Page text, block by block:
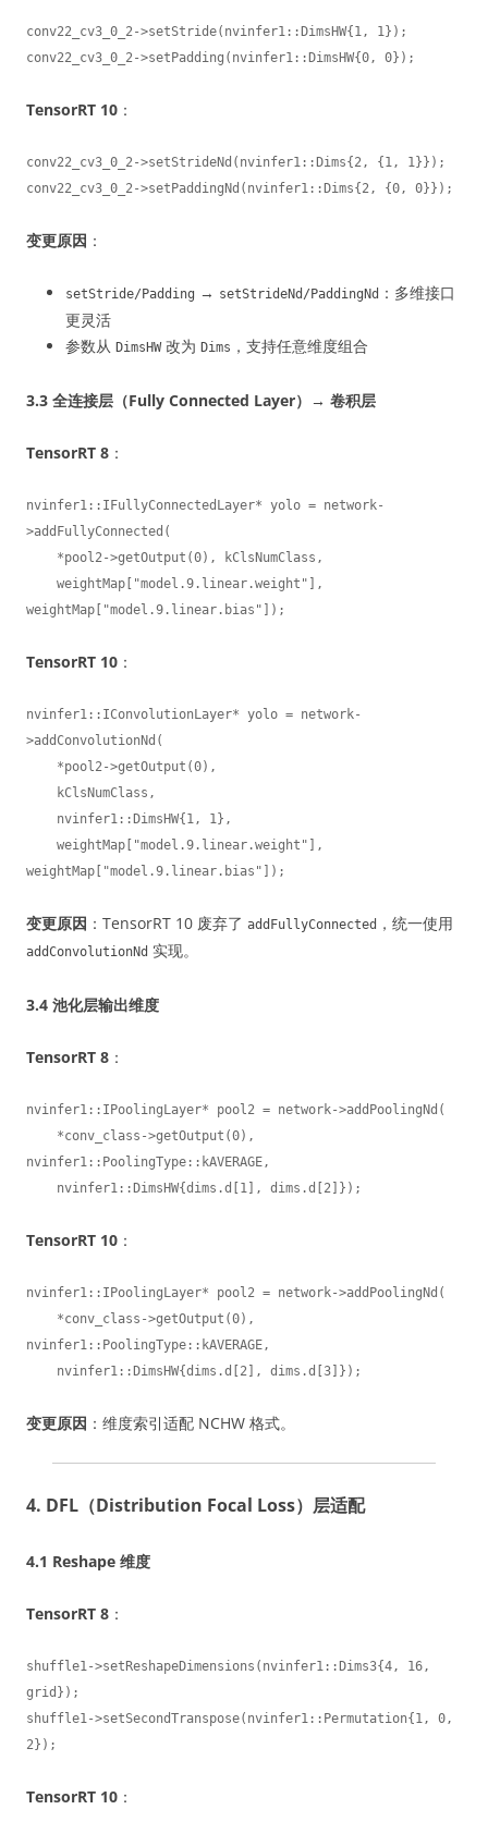
conv22_cv3_0_2->setStride(nvinfer1::DimsHW{1, 1});
conv22_cv3_0_2->setPadding(nvinfer1::DimsHW{0, 0});
TensorRT 10 ：
conv22_cv3_0_2->setStrideNd(nvinfer1::Dims{2, {1, 1}});
conv22_cv3_0_2->setPaddingNd(nvinfer1::Dims{2, {0, 0}});
变更原因 ：
setStride/Padding → setStrideNd/PaddingNd ：多维接口
更灵活
参数从 DimsHW改为 Dims ，支持任意维度组合
3.3 全连接层（Fully Connected Layer）→ 卷积层
TensorRT 8 ：
nvinfer1::IFullyConnectedLayer* yolo = network-
>addFullyConnected(
weightMap["model.9.linear.bias"]);
TensorRT 10 ：
nvinfer1::IConvolutionLayer* yolo = network-
>addConvolutionNd(
weightMap["model.9.linear.bias"]);
变更原因 ：TensorRT 10 废弃了 addFullyConnected ，统一使用
addConvolutionNd 实现。
3.4 池化层输出维度
TensorRT 8 ：
nvinfer1::IPoolingLayer* pool2 = network->addPoolingNd(
nvinfer1::PoolingType::kAVERAGE,
    nvinfer1::DimsHW{dims.d[1], dims.d[2]});
TensorRT 10 ：
nvinfer1::IPoolingLayer* pool2 = network->addPoolingNd(
nvinfer1::PoolingType::kAVERAGE,
    nvinfer1::DimsHW{dims.d[2], dims.d[3]});
变更原因 ：维度索引适配 NCHW 格式。
4. DFL（Distribution Focal Loss）层适配
4.1 Reshape 维度
TensorRT 8 ：
shuffle1->setReshapeDimensions(nvinfer1::Dims3{4, 16,
grid});
shuffle1->setSecondTranspose(nvinfer1::Permutation{1, 0,
2});
TensorRT 10 ：